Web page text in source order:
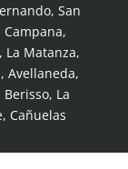
San
Matanza,
Avellaneda,
La
Cañuelas